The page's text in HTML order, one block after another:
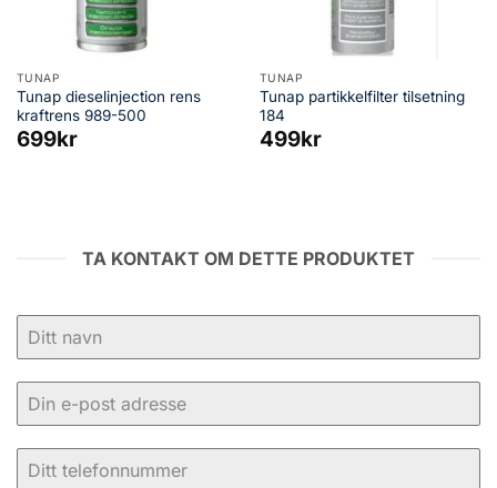
TUNAP
Tunap dieselinjection rens
kraftrens 989-500
699kr
TUNAP
Tunap partikkelfilter tilsetning
184
499kr
TA KONTAKT OM DETTE PRODUKTET